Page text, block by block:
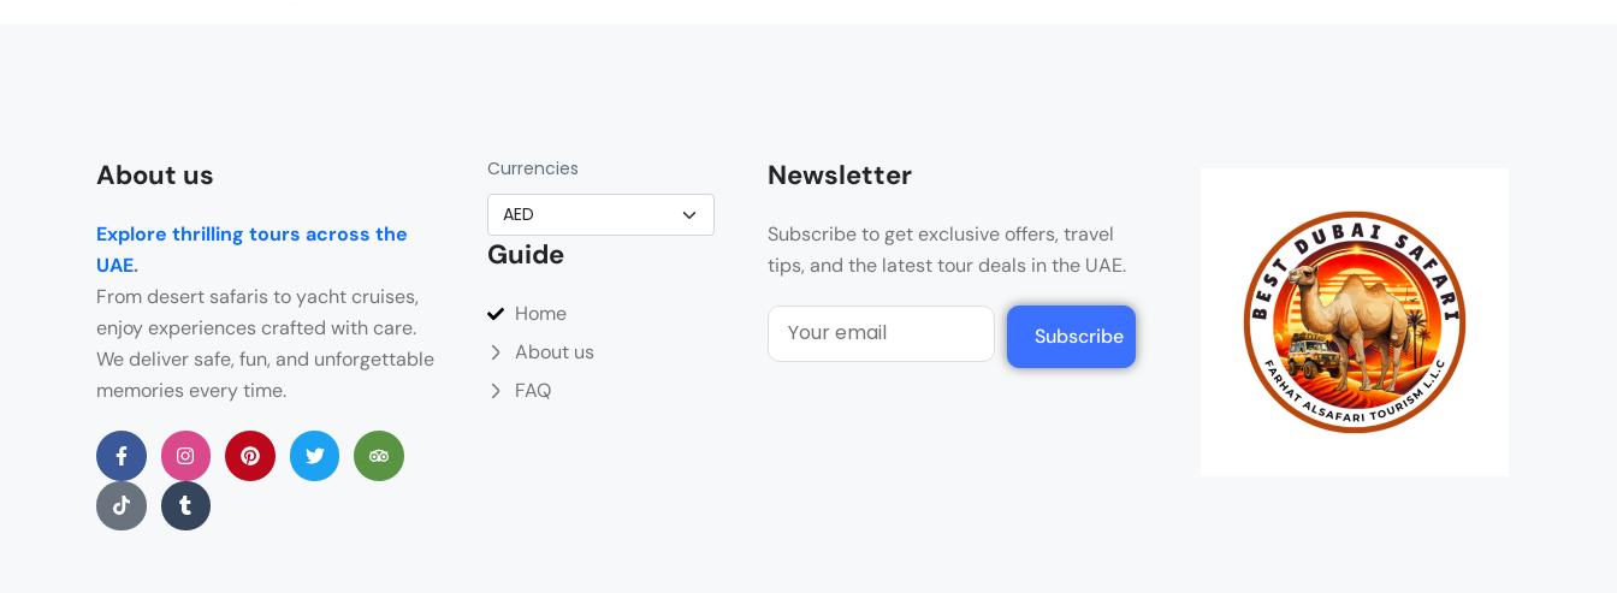
About us
Explore thrilling tours across the
UAE.
From desert safaris to yacht cruises,
enjoy experiences crafted with care.
We deliver safe, fun, and unforgettable
memories every time.
Currencies
Guide
Home
About us
FAQ
Newsletter
Subscribe to get exclusive offers, travel
tips, and the latest tour deals in the UAE.
Subscribe